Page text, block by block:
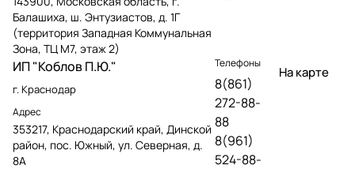
Балашиха, ш. Энтузиастов, д. 1Г
(территория Западная Коммунальная
Зона, ТЦ М7, этаж 2)
ИП "Коблов П.Ю."
г. Краснодар
Адрес
353217, Краснодарский край, Динской
район, пос. Южный, ул. Северная, д.
8А
Телефоны
8(861)
272-88-
88
8(961)
524-88-
На карте